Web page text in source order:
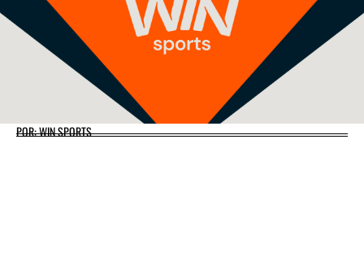
POR: WIN SPORTS